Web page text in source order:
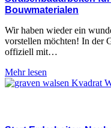
Bouwmaterialen
Wir haben wieder ein
vorstellen möchten! In der
offiziell mit…
Mehr lesen